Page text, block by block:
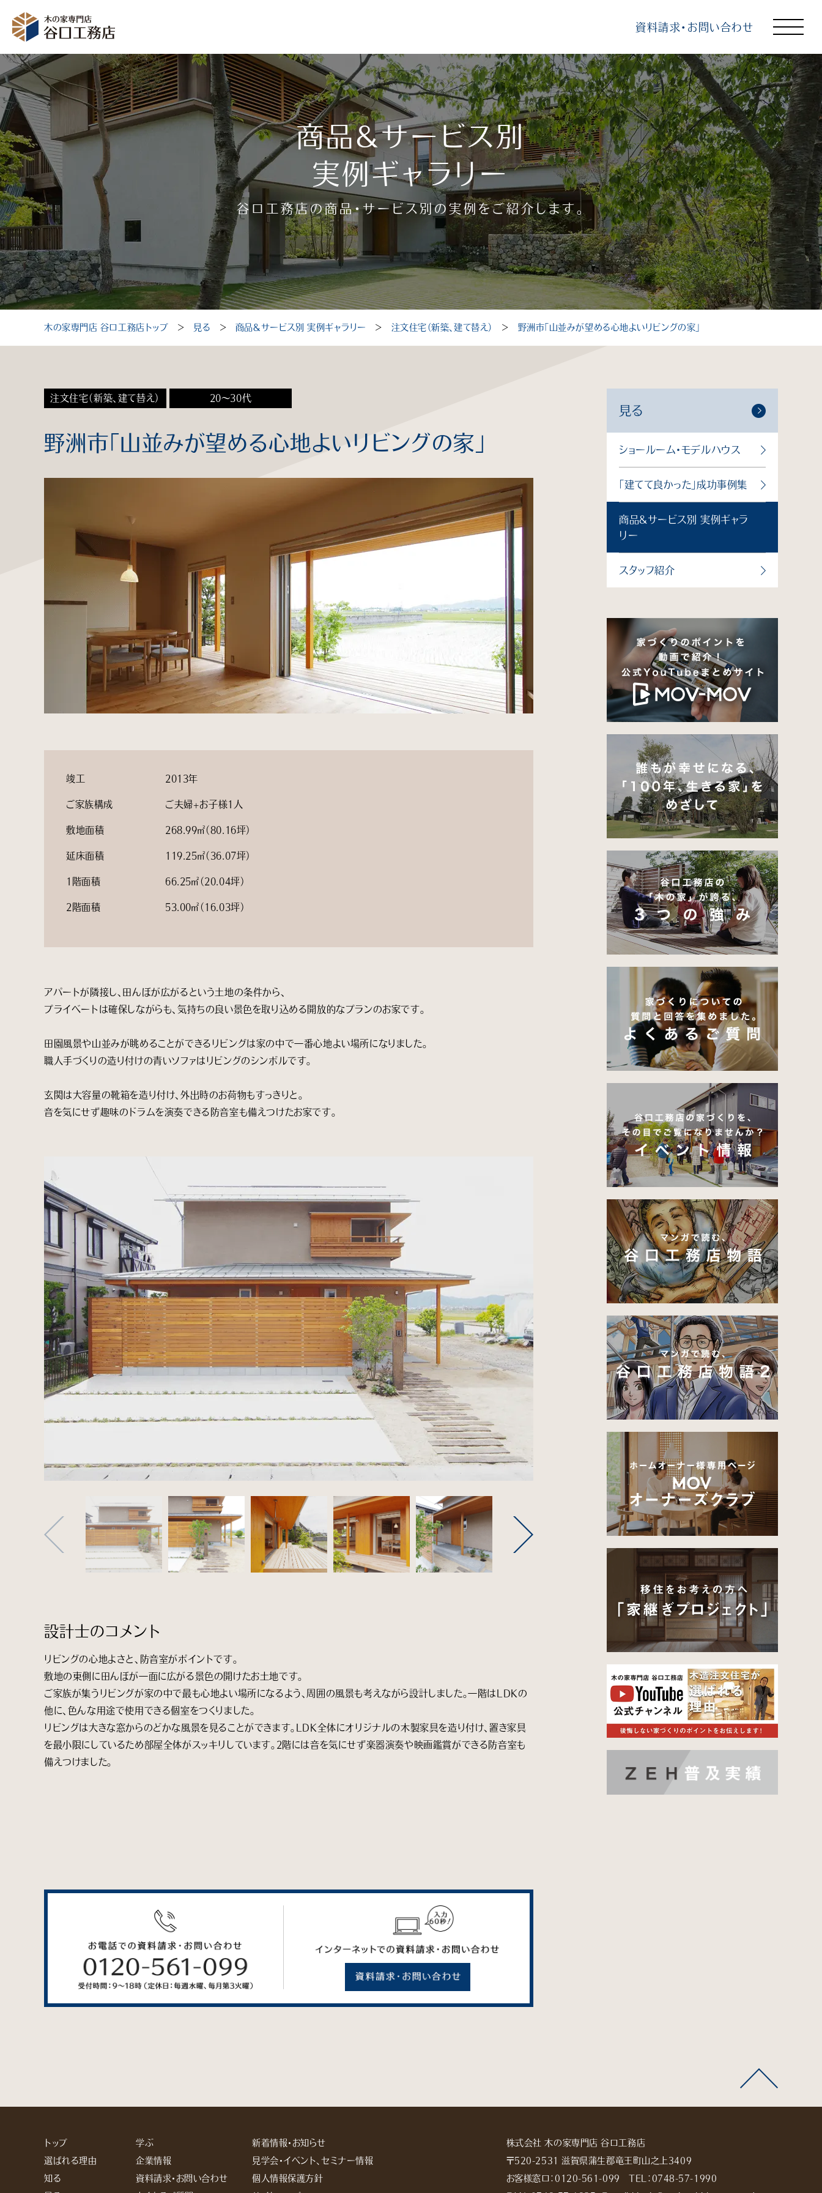
資料請求・お問い合わせ
イベント情報 資料請求・お問い合わせ
モデルハウス 無料相談会
受付時間：10～18時（定休日：毎週水曜、毎月第3火曜）
トップ
選ばれる理由
知る
見る
学ぶ
企業情報
よくあるご質問
個人情報保護方針サイトマップ
商品＆サービス別
実例ギャラリー
谷口工務店の商品・サービス別の実例をご紹介します。
木の家専門店 谷口工務店トップ ＞ 見る ＞ 商品＆サービス別 実例ギャラリー ＞ 注文住宅（新築、建て替え） ＞ 野洲市「山並みが望める心地よいリビングの家」
注文住宅（新築、建て替え） 20～30代
野洲市「山並みが望める心地よいリビングの家」
竣工 2013年
ご家族構成 ご夫婦+お子様1人
敷地面積 268.99㎡（80.16坪）
延床面積 119.25㎡（36.07坪）
1階面積 66.25㎡（20.04坪）
2階面積 53.00㎡（16.03坪）
アパートが隣接し、田んぼが広がるという土地の条件から、
プライベートは確保しながらも、気持ちの良い景色を取り込める開放的なプランのお家です。
田園風景や山並みが眺めることができるリビングは家の中で一番心地よい場所になりました。
職人手づくりの造り付けの青いソファはリビングのシンボルです。
玄関は大容量の靴箱を造り付け、外出時のお荷物もすっきりと。
音を気にせず趣味のドラムを演奏できる防音室も備えつけたお家です。
設計士のコメント
リビングの心地よさと、防音室がポイントです。
敷地の東側に田んぼが一面に広がる景色の開けたお土地です。
ご家族が集うリビングが家の中で最も心地よい場所になるよう、周囲の風景も考えながら設計しました。一階はLDKの
他に、色んな用途で使用できる個室をつくりました。
リビングは大きな窓からのどかな風景を見ることができます。LDK全体にオリジナルの木製家具を造り付け、置き家具
を最小限にしているため部屋全体がスッキリしています。2階には音を気にせず楽器演奏や映画鑑賞ができる防音室も
備えつけました。
見る
ショールーム・モデルハウス
「建てて良かった」成功事例集
商品＆サービス別 実例ギャラ
リー
スタッフ紹介
トップ
選ばれる理由
知る
学ぶ
企業情報
資料請求・お問い合わせ
新着情報・お知らせ
見学会・イベント、セミナー情報
個人情報保護方針
株式会社 木の家専門店 谷口工務店
〒520-2531 滋賀県蒲生郡竜王町山之上3409
お客様窓口： 0120-561-099 TEL： 0748-57-1990